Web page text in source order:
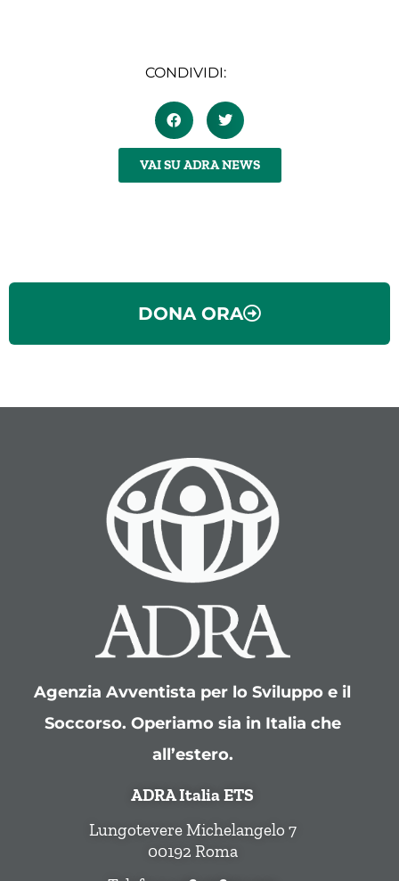
CONDIVIDI:
VAI SU ADRA NEWS
DONA ORA
Agenzia Avventista per lo Sviluppo e il
Soccorso. Operiamo sia in Italia che
all’estero.
ADRA Italia ETS
Lungotevere Michelangelo 7
00192 Roma